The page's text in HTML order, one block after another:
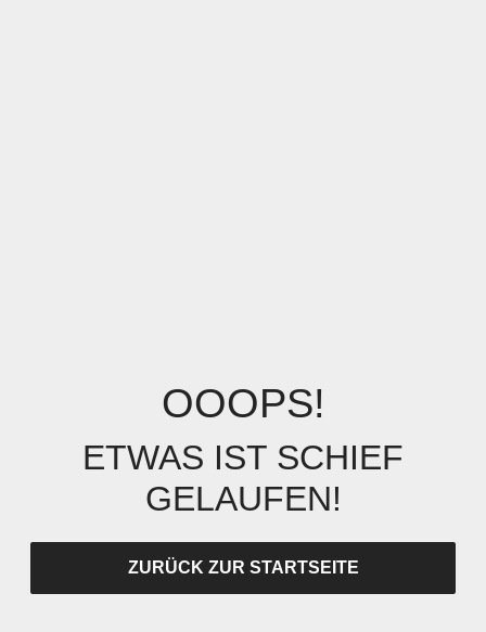
OOOPS!
ETWAS IST SCHIEF
GELAUFEN!
ZURÜCK ZUR STARTSEITE